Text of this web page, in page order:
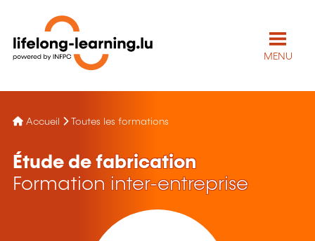
MENU
Accueil Toutes les formations
Étude de fabrication
Formation inter-entreprise